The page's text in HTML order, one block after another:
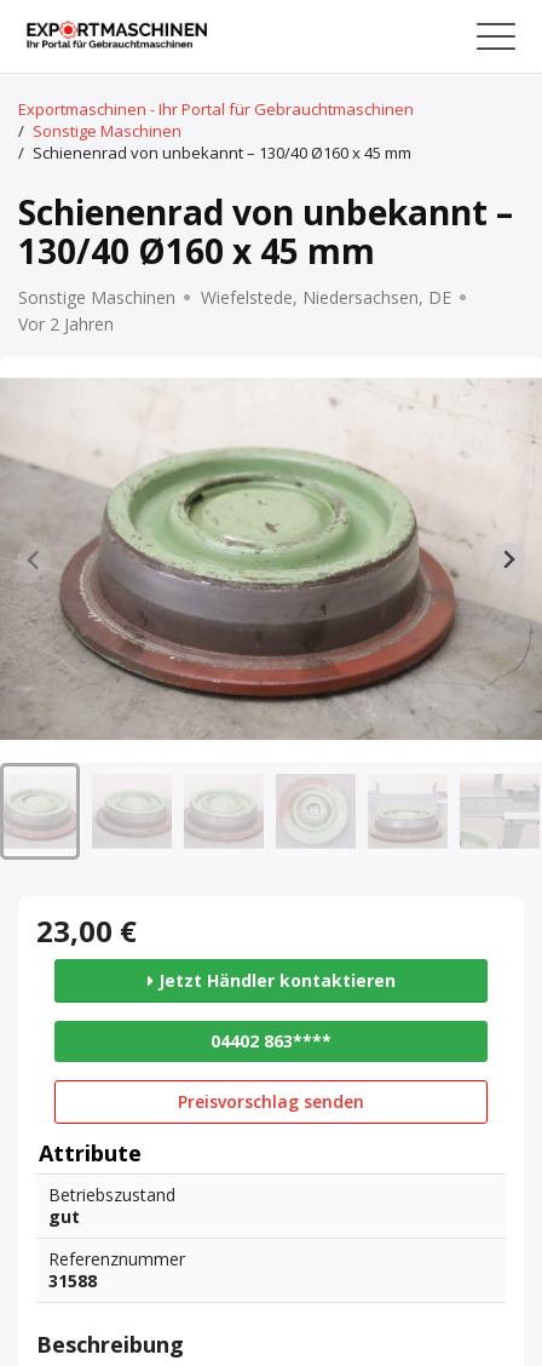
Exportmaschinen - Ihr Portal für Gebrauchtmaschinen
/ Sonstige Maschinen
/ Schienenrad von unbekannt – 130/40 Ø160 x 45 mm
Schienenrad von unbekannt –
130/40 Ø160 x 45 mm
Sonstige Maschinen
Wiefelstede, Niedersachsen, DE
Vor 2 Jahren
23,00 €
Jetzt Händler kontaktieren
04402 863****
Preisvorschlag senden
Attribute
Betriebszustand
gut
Referenznummer
31588
Beschreibung